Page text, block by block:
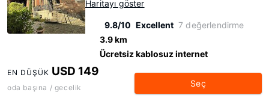
Haritayı göster
9.8/10 Excellent 7 değerlendirme
3.9 km
Ücretsiz kablosuz internet
EN DÜŞÜK USD 149
oda başına / gecelik Seç